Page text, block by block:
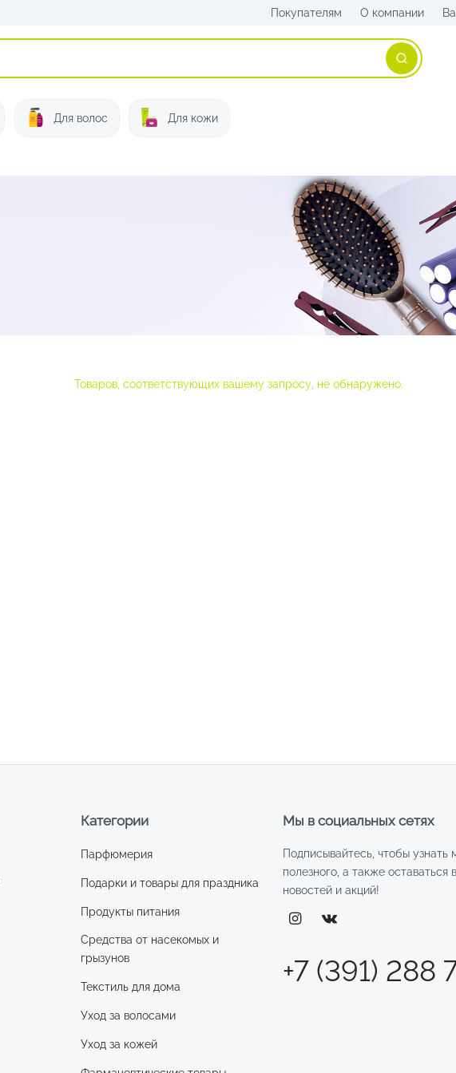
Покупателям О компании
Поиск
Для волос Для кожи
Товаров, соответствующих вашему запросу, не обнаружено.
Мы в социальных сетях
Подписывайтесь, чтобы узнать
полезного, а также оставаться
новостей и акций!
+7 (391) 288
Категории
Парфюмерия
Подарки и товары для праздника
Продукты питания
Средства от насекомых и
грызунов
Текстиль для дома
Уход за волосами
Уход за кожей